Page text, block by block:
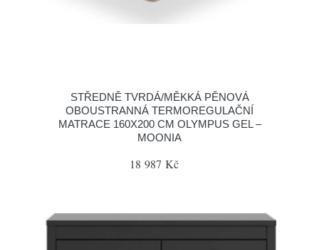
STŘEDNĚ TVRDÁ/MĚKKÁ PĚNOVÁ
OBOUSTRANNÁ TERMOREGULAČNÍ
MATRACE 160X200 CM OLYMPUS GEL –
MOONIA
18 987 Kč